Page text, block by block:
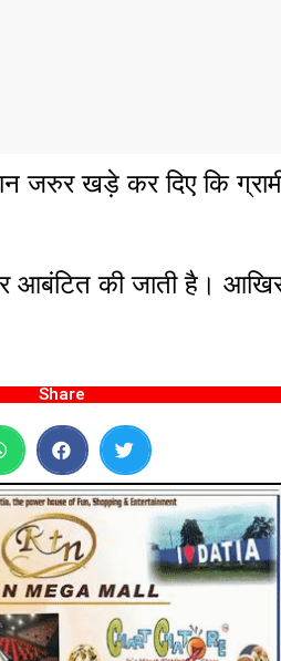
जरुर खड़े कर दिए कि
की जाती है।
Share